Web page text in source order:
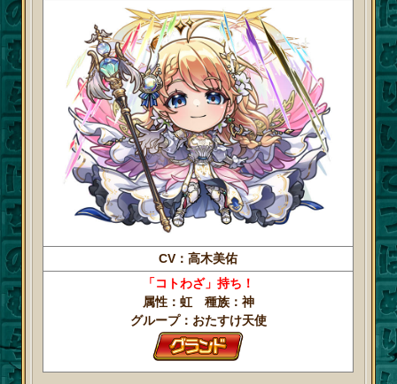
CV：高木美佑
「コトわざ」持ち！
属性：虹 種族：神
グループ：おたすけ天使